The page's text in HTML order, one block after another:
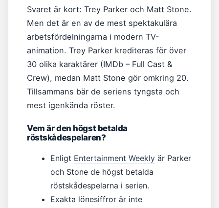
Svaret är kort: Trey Parker och Matt Stone.
Men det är en av de mest spektakulära
arbetsfördelningarna i modern TV-
animation. Trey Parker krediteras för över
30 olika karaktärer (IMDb – Full Cast &
Crew), medan Matt Stone gör omkring 20.
Tillsammans bär de seriens tyngsta och
mest igenkända röster.
Vem är den högst betalda
röstskådespelaren?
Enligt Entertainment Weekly är Parker
och Stone de högst betalda
röstskådespelarna i serien.
Exakta lönesiffror är inte